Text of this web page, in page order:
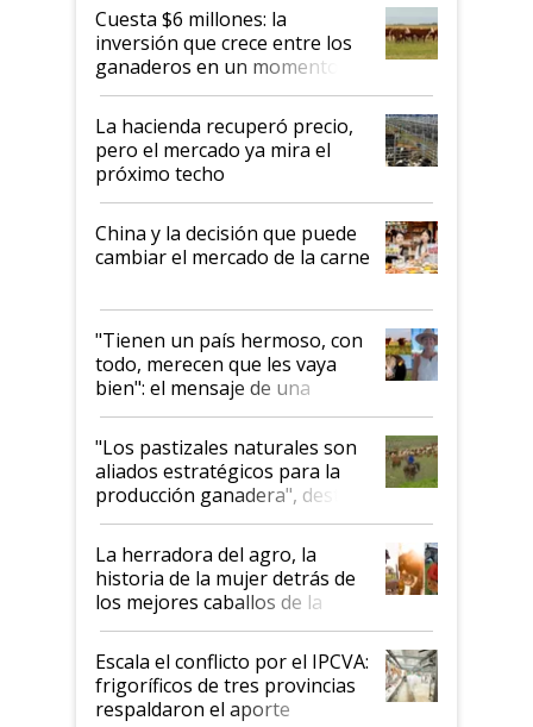
Cuesta $6 millones: la
inversión que crece entre los
ganaderos en un momento
histórico para la actividad
La hacienda recuperó precio,
pero el mercado ya mira el
próximo techo
China y la decisión que puede
cambiar el mercado de la carne
"Tienen un país hermoso, con
todo, merecen que les vaya
bien": el mensaje de una
ganadera uruguaya sobre las
oportunidades que se abren
para el agro en Argentina, con
foco en la carne
"Los pastizales naturales son
aliados estratégicos para la
producción ganadera", destaca
la iniciativa que ya reúne a 46
establecimientos en Argentina
La herradora del agro, la
historia de la mujer detrás de
los mejores caballos de la
Argentina y los mitos que
todavía hacen sufrir a estos
animales: "Mientras me
descalificaban, yo seguí
haciendo currículum"
Escala el conflicto por el IPCVA:
frigoríficos de tres provincias
respaldaron el aporte